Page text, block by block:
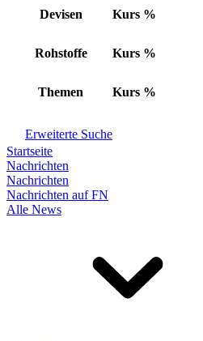
Devisen Kurs %
Rohstoffe Kurs %
Themen Kurs %
Erweiterte Suche
Startseite
Nachrichten
Nachrichten
Nachrichten auf FN
Alle News